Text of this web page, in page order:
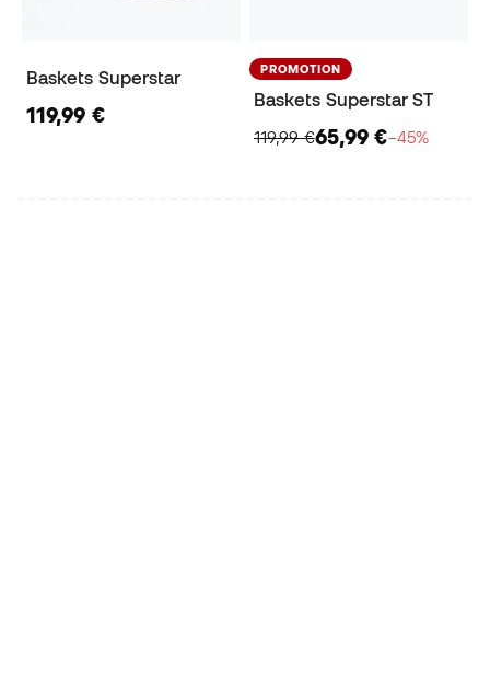
Baskets Superstar
119,99 €
PROMOTION
Baskets Superstar ST
119,99 €65,99 €−45%